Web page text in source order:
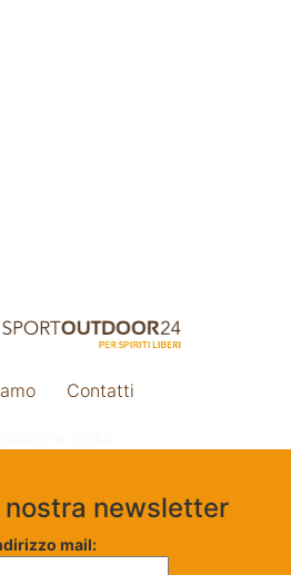
Contatti
newsletter
mail: